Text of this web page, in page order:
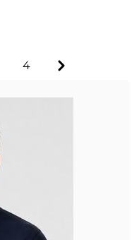
4 Next